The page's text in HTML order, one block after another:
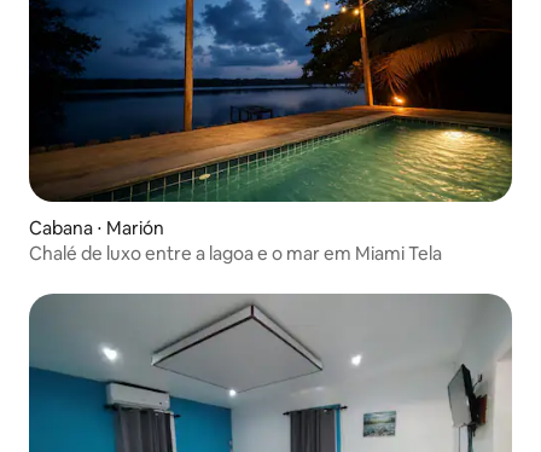
Cabana ⋅ Marión
Chalé de luxo entre a lagoa e o mar em Miami Tela